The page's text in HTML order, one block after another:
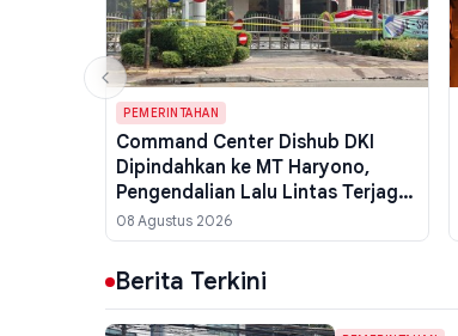
PEMERINTAHAN
Command Center Dishub DKI
Dipindahkan ke MT Haryono,
Pengendalian Lalu Lintas Terjaga
Pasca Kebakaran Bapenda
08 Agustus 2026
Berita Terkini